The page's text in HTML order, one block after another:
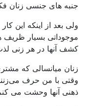
جنبه های جنسی زنان
ولی بعد از اینکه این
موجوداتی بسیار ظریف
کشف آنها در هر زنی
زنان میانسالی که
وقتی با من حرف می‌زنند
ذهنی آنها وحشت می